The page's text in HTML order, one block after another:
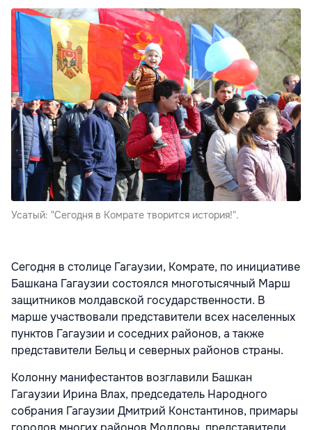
Усатый: "Сегодня в Комрате творится история!".
Сегодня в столице Гагаузии, Комрате, по инициативе
Башкана Гагаузии состоялся многотысячный Марш
защитников молдавской государственности. В
марше участвовали представители всех населенных
пунктов Гагаузии и соседних районов, а также
представители Бельц и северных районов страны.
Колонну манифестантов возглавили Башкан
Гагаузии Ирина Влах, председатель Народного
собрания Гагаузии Дмитрий Константинов, примары